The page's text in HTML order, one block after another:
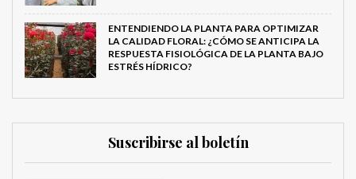
ENTENDIENDO LA PLANTA PARA OPTIMIZAR
LA CALIDAD FLORAL: ¿CÓMO SE ANTICIPA LA
RESPUESTA FISIOLÓGICA DE LA PLANTA BAJO
ESTRÉS HÍDRICO?
Suscribirse al boletín